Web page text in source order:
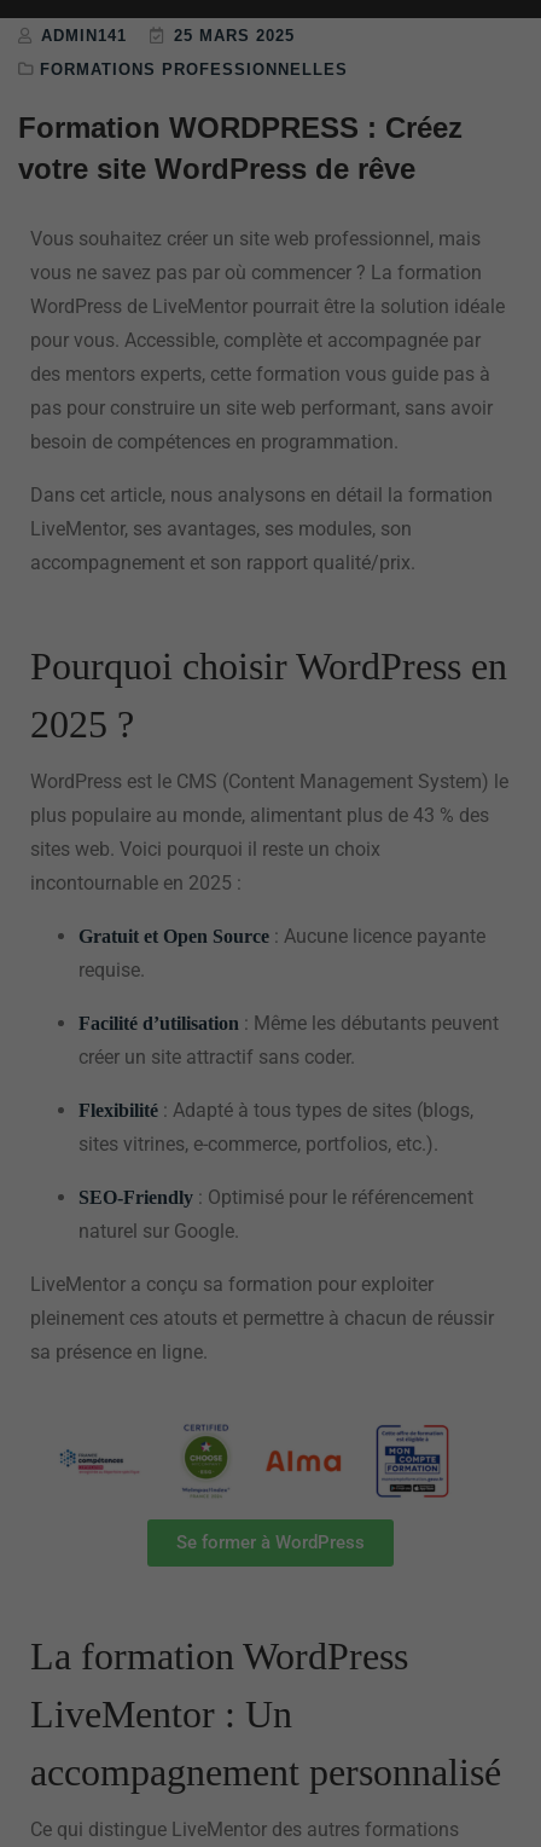
ADMIN141
25 MARS 2025
FORMATIONS PROFESSIONNELLES
Formation WORDPRESS : Créez
votre site WordPress de rêve
Vous souhaitez créer un site web professionnel, mais
vous ne savez pas par où commencer ? La formation
WordPress de LiveMentor pourrait être la solution idéale
pour vous. Accessible, complète et accompagnée par
des mentors experts, cette formation vous guide pas à
pas pour construire un site web performant, sans avoir
besoin de compétences en programmation.
Dans cet article, nous analysons en détail la formation
LiveMentor, ses avantages, ses modules, son
accompagnement et son rapport qualité/prix.
Pourquoi choisir WordPress en
2025 ?
WordPress est le CMS (Content Management System) le
plus populaire au monde, alimentant plus de 43 % des
sites web. Voici pourquoi il reste un choix
incontournable en 2025 :
Gratuit et Open Source : Aucune licence payante
requise.
Facilité d’utilisation : Même les débutants peuvent
créer un site attractif sans coder.
Flexibilité : Adapté à tous types de sites (blogs,
sites vitrines, e-commerce, portfolios, etc.).
SEO-Friendly : Optimisé pour le référencement
naturel sur Google.
LiveMentor a conçu sa formation pour exploiter
pleinement ces atouts et permettre à chacun de réussir
sa présence en ligne.
Se former à WordPress
La formation WordPress
LiveMentor : Un
accompagnement personnalisé
Ce qui distingue LiveMentor des autres formations